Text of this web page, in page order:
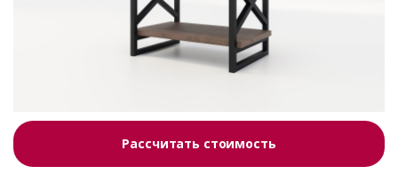
Рассчитать стоимость